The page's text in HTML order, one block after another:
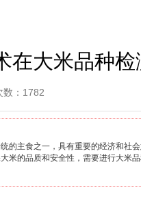
在大米品种检
数：1782
的主食之一，具有重要的经济和社
米的品质和安全性，需要进行大米